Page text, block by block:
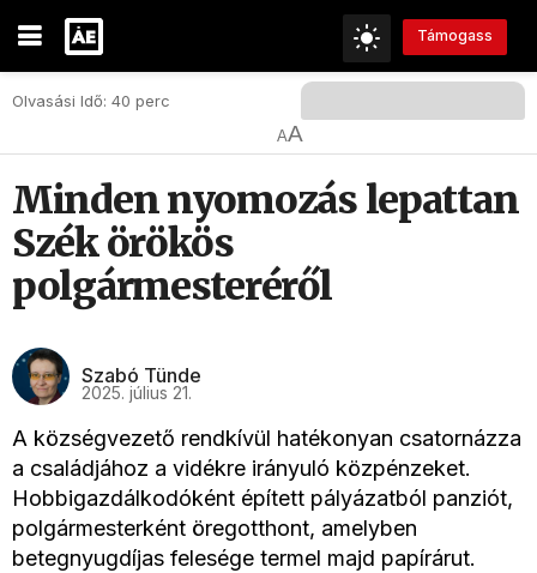
Támogass
Olvasási Idő: 40 perc
AA
Minden nyomozás lepattan
Szék örökös
polgármesteréről
Szabó Tünde
2025. július 21.
A községvezető rendkívül hatékonyan csatornázza
a családjához a vidékre irányuló közpénzeket.
Hobbigazdálkodóként épített pályázatból panziót,
polgármesterként öregotthont, amelyben
betegnyugdíjas felesége termel majd papírárut.